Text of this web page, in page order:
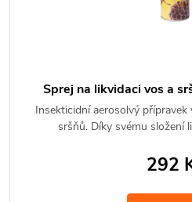
Sprej na likvidaci vos a
Insekticidní aerosolvý
sršňů. Díky svému složení
292